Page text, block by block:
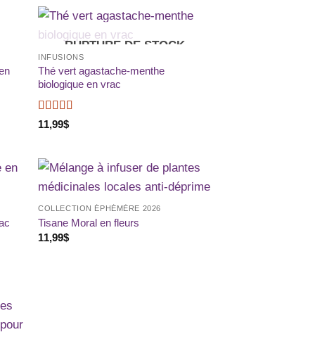
Ajouter
RUPTURE DE STOCK
INFUSIONS
Thé vert agastache-menthe
biologique en vrac
Note5sur 5
11,99$
COLLECTION ÉPHÉMÈRE 2026
Tisane Moral en fleurs
11,99$